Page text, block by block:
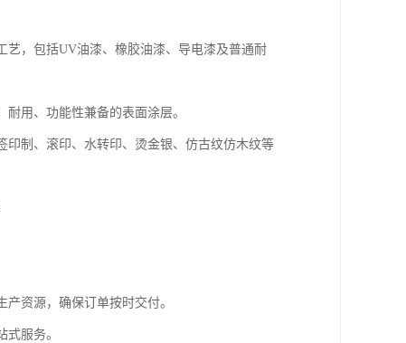
艺，包括UV油漆、橡胶油漆、导电漆及普通耐
用、功能性兼备的表面涂层。
印制、滚印、水转印、烫金银、仿古纹仿木纹等
资源，确保订单按时交付。
服务。